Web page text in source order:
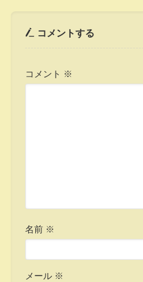
コメントする
コメント ※
名前 ※
メール ※